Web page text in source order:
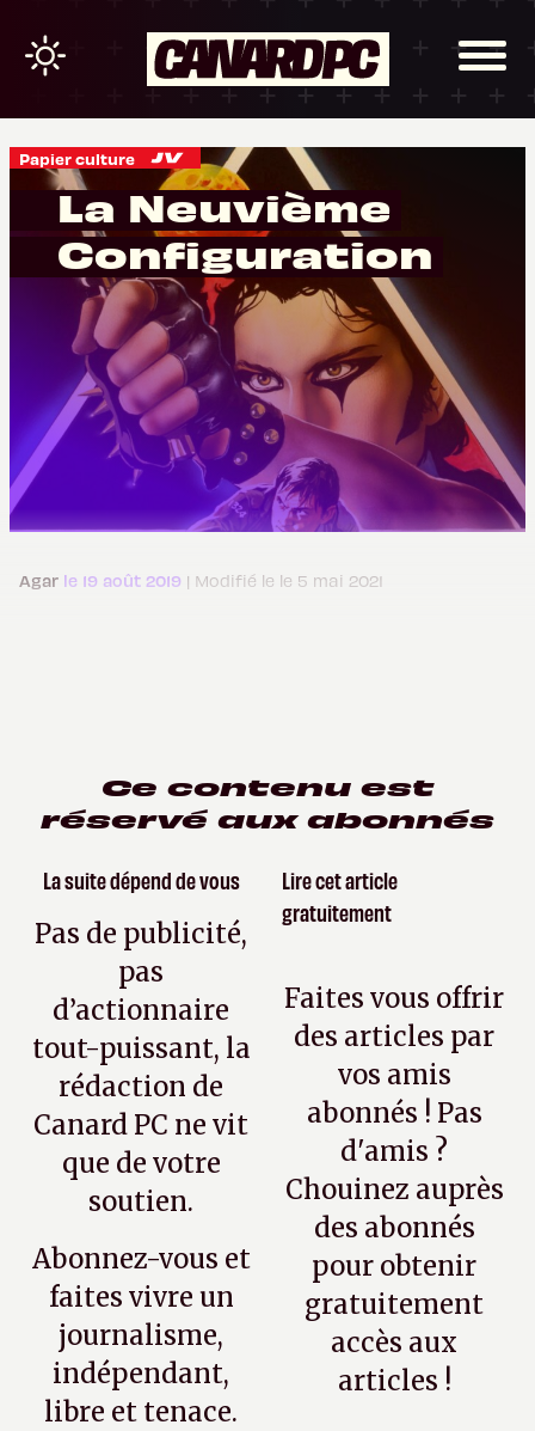
Papier culture
La Neuvième
Configuration
Agar le 19 août 2019 | Modifié le le 5 mai 2021
Ce contenu est
réservé aux abonnés
La suite dépend de vous
Pas de publicité,
pas
d’actionnaire
tout-puissant, la
rédaction de
Canard PC ne vit
que de votre
soutien.
Abonnez-vous et
faites vivre un
journalisme,
indépendant,
libre et tenace.
Lire cet article
gratuitement
Faites vous offrir
des articles par
vos amis
abonnés ! Pas
d'amis ?
Chouinez auprès
des abonnés
pour obtenir
gratuitement
accès aux
articles !